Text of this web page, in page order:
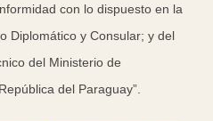
con lo dispuesto en la
Diplomático y Consular; y del
del Ministerio de
del Paraguay”.